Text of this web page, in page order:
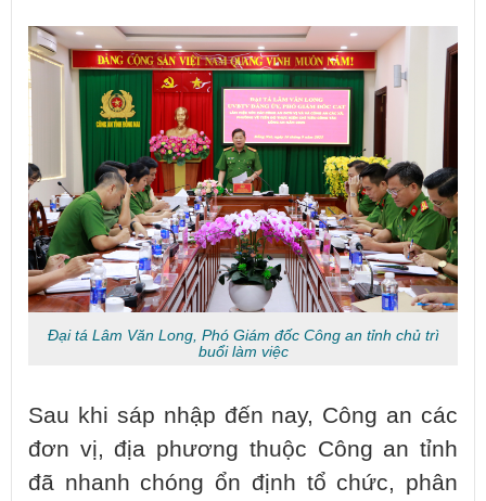
Đại tá Lâm Văn Long, Phó Giám đốc Công an tỉnh chủ trì
buổi làm việc
Sau khi sáp nhập đến nay, Công an các
đơn vị, địa phương thuộc Công an tỉnh
đã nhanh chóng ổn định tổ chức, phân